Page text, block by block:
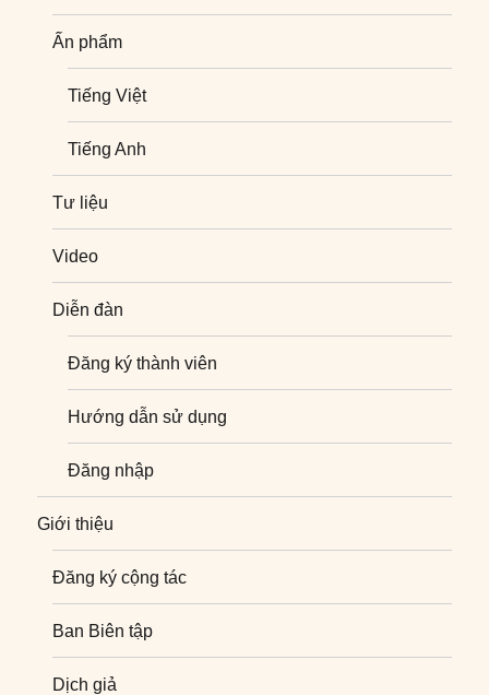
Ấn phẩm
Tiếng Việt
Tiếng Anh
Tư liệu
Video
Diễn đàn
Đăng ký thành viên
Hướng dẫn sử dụng
Đăng nhập
Giới thiệu
Đăng ký cộng tác
Ban Biên tập
Dịch giả